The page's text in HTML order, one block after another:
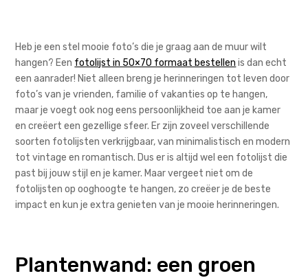
Heb je een stel mooie foto’s die je graag aan de muur wilt
hangen? Een fotolijst in 50×70 formaat bestellen is dan echt
een aanrader! Niet alleen breng je herinneringen tot leven door
foto’s van je vrienden, familie of vakanties op te hangen,
maar je voegt ook nog eens persoonlijkheid toe aan je kamer
en creëert een gezellige sfeer. Er zijn zoveel verschillende
soorten fotolijsten verkrijgbaar, van minimalistisch en modern
tot vintage en romantisch. Dus er is altijd wel een fotolijst die
past bij jouw stijl en je kamer. Maar vergeet niet om de
fotolijsten op ooghoogte te hangen, zo creëer je de beste
impact en kun je extra genieten van je mooie herinneringen.
Plantenwand: een groen